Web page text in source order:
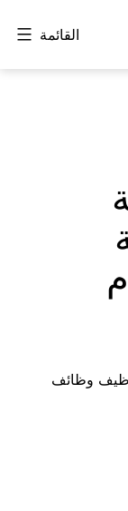
القائمة
توظيف وظائف